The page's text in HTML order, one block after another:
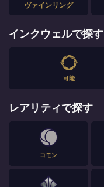
ヴァインリング
インクウェルで探す
可能
レアリティで探す
コモン